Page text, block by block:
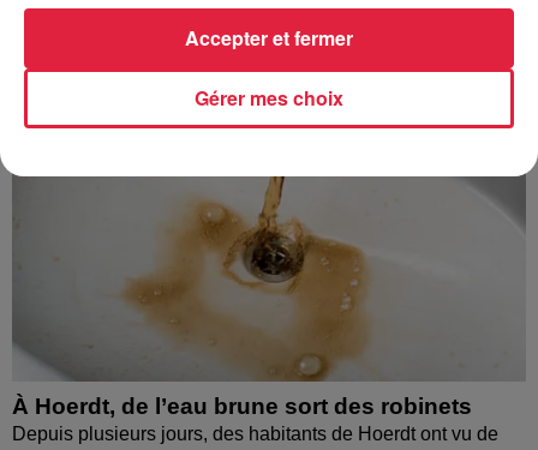
À Hoerdt, de l’eau brune sort des robinets
Depuis plusieurs jours, des habitants de Hoerdt ont vu de
Gérer mes choix
Accepter et fermer